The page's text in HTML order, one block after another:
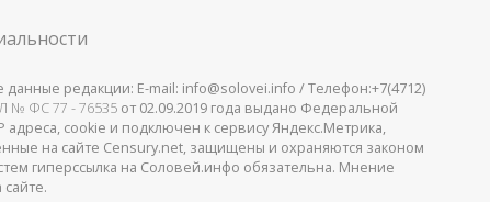
редакции: E-mail: info@solovei.info / Телефон:+7(4712)
№ ФС 77 - 76535 от 02.09.2019 года выдано Федеральной
cookie и подключен к сервису Яндекс.Метрика,
на сайте Censury.net, защищены и охраняются законом
гиперссылка на Соловей.инфо обязательна. Мнение